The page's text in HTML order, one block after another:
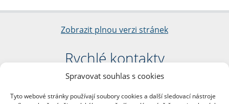
Spravovat souhlas s cookies
Tyto webové stránky používají soubory cookies a další sledovací nástroje
Zobrazit plnou verzi stránek
Rychlé kontakty
Filozofická fakulta
nám. Jana Palacha 1/2